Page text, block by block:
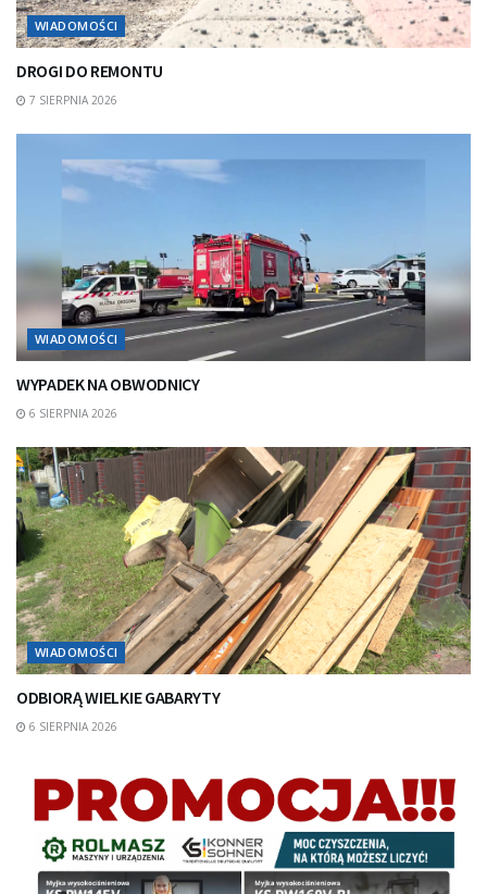
WIADOMOŚCI
DROGI DO REMONTU
7 SIERPNIA 2026
WIADOMOŚCI
WYPADEK NA OBWODNICY
6 SIERPNIA 2026
WIADOMOŚCI
ODBIORĄ WIELKIE GABARYTY
6 SIERPNIA 2026